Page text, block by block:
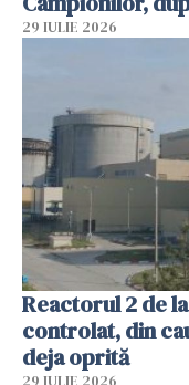
29 IULIE 2026
Reactorul 2 de
controlat, din
deja oprită
29 IULIE 2026